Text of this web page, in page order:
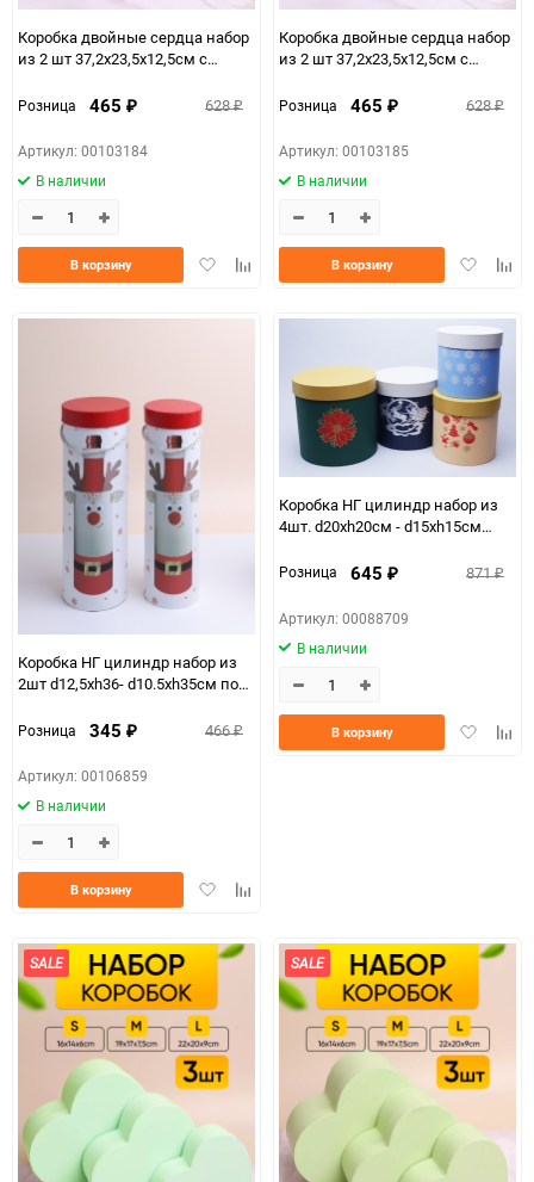
Коробка двойные сердца набор
из 2 шт 37,2x23,5x12,5см с
Розница 465 ₽ 628₽
Артикул: 00103184
В наличии
ДобавитьДобавить
В корзину
Коробка двойные сердца набор
из 2 шт 37,2x23,5x12,5см с
сиреневый
Розница 465 ₽ 628₽
Артикул: 00103185
В наличии
Добавить
В корзину
Коробка НГ цилиндр набор из
2шт d12,5хh36- d10.5хh35см под
Розница 345 ₽ 466₽
Артикул: 00106859
В наличии
ДобавитьДобавить
В корзину
Коробка НГ цилиндр набор из
4шт. d20хh20см - d15хh15см
Розница 645 ₽ 871₽
Артикул: 00088709
В наличии
Добавить
В корзину
SALE SALE